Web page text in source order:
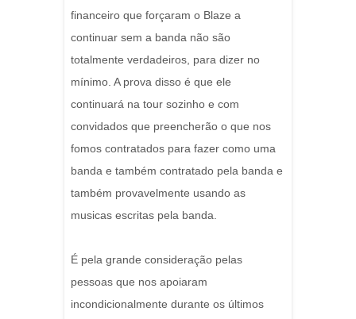
financeiro que forçaram o Blaze a
continuar sem a banda não são
totalmente verdadeiros, para dizer no
mínimo. A prova disso é que ele
continuará na tour sozinho e com
convidados que preencherão o que nos
fomos contratados para fazer como uma
banda e também contratado pela banda e
também provavelmente usando as
musicas escritas pela banda.
É pela grande consideração pelas
pessoas que nos apoiaram
incondicionalmente durante os últimos